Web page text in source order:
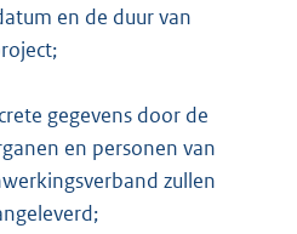
en de duur van
gegevens door de
en personen van
zullen